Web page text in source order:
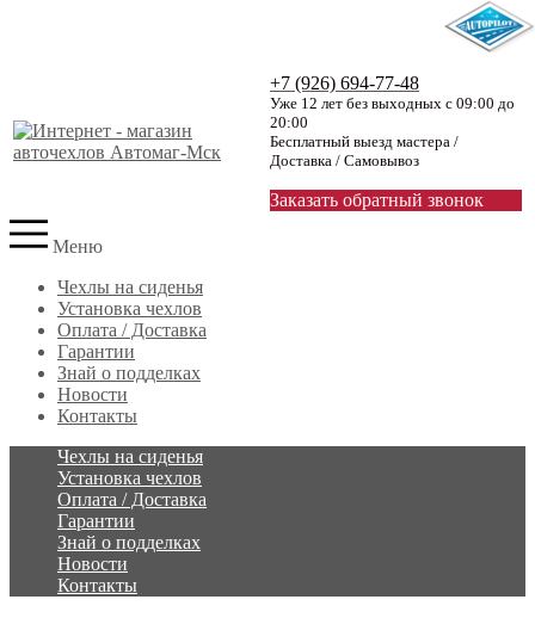
+7 (926) 694-77-48
Уже 12 лет без выходных с 09:00 до
20:00
Бесплатный выезд мастера /
Доставка / Самовывоз
Заказать обратный звонок
Меню
Чехлы на сиденья
Установка чехлов
Оплата / Доставка
Гарантии
Знай о подделках
Новости
Контакты
Чехлы на сиденья
Установка чехлов
Оплата / Доставка
Гарантии
Знай о подделках
Новости
Контакты